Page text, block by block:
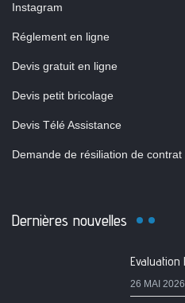
Instagram
Réglement en ligne
Devis gratuit en ligne
Devis petit bricolage
Devis Télé Assistance
Demande de résiliation de contrat
Dernières nouvelles
26 MAI 2026